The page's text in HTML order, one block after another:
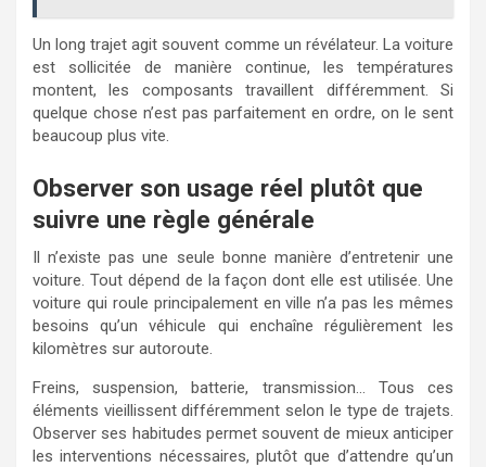
Un long trajet agit souvent comme un révélateur. La voiture
est sollicitée de manière continue, les températures
montent, les composants travaillent différemment. Si
quelque chose n’est pas parfaitement en ordre, on le sent
beaucoup plus vite.
Observer son usage réel plutôt que
suivre une règle générale
Il n’existe pas une seule bonne manière d’entretenir une
voiture. Tout dépend de la façon dont elle est utilisée. Une
voiture qui roule principalement en ville n’a pas les mêmes
besoins qu’un véhicule qui enchaîne régulièrement les
kilomètres sur autoroute.
Freins, suspension, batterie, transmission… Tous ces
éléments vieillissent différemment selon le type de trajets.
Observer ses habitudes permet souvent de mieux anticiper
les interventions nécessaires, plutôt que d’attendre qu’un